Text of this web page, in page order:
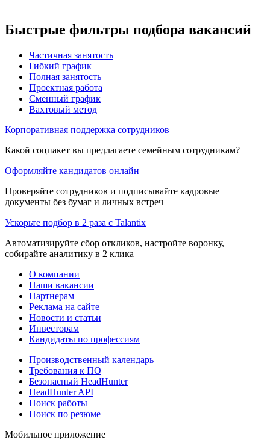
Быстрые фильтры подбора вакансий
Частичная занятость
Гибкий график
Полная занятость
Проектная работа
Сменный график
Вахтовый метод
Корпоративная поддержка сотрудников
Какой соцпакет вы предлагаете семейным сотрудникам?
Оформляйте кандидатов онлайн
Проверяйте сотрудников и подписывайте кадровые
документы без бумаг и личных встреч
Ускорьте подбор в 2 раза с Talantix
Автоматизируйте сбор откликов, настройте воронку,
собирайте аналитику в 2 клика
О компании
Наши вакансии
Партнерам
Реклама на сайте
Новости и статьи
Инвесторам
Кандидаты по профессиям
Производственный календарь
Требования к ПО
Безопасный HeadHunter
HeadHunter API
Поиск работы
Поиск по резюме
Мобильное приложение